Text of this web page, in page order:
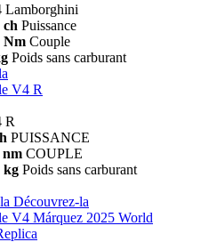
Lamborghini
ch Puissance
Nm Couple
Poids sans carburant
V4 R
R
PUISSANCE
nm COUPLE
kg Poids sans carburant
Découvrez-la
V4 Márquez 2025 World